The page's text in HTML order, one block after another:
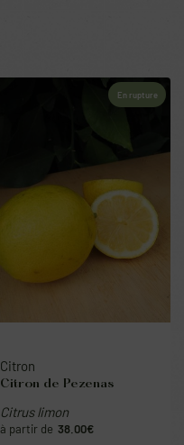
En rupture
Citron
Citron de Pezenas
Citrus limon
38.00€